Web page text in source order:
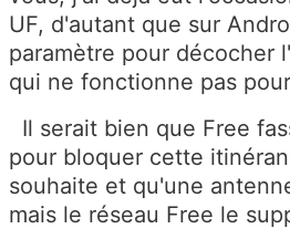
UF, d'autant que sur
paramètre pour décocher
qui ne fonctionne pas
Il serait bien que Free
pour bloquer cette
souhaite et qu'une
mais le réseau Free le